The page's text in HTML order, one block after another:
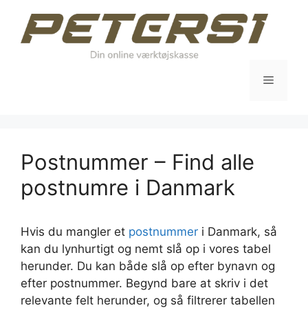
indhold
Menu
Postnummer – Find alle
postnumre i Danmark
Hvis du mangler et postnummer i Danmark, så
kan du lynhurtigt og nemt slå op i vores tabel
herunder. Du kan både slå op efter bynavn og
efter postnummer. Begynd bare at skriv i det
relevante felt herunder, og så filtrerer tabellen